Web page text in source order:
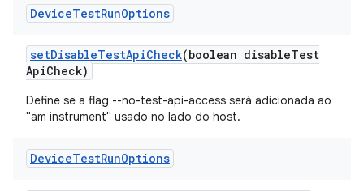
DeviceTestRunOptions
setDisableTestApiCheck(boolean disableTest
ApiCheck)
Define se a flag --no-test-api-access será adicionada ao
"am instrument" usado no lado do host.
DeviceTestRunOptions